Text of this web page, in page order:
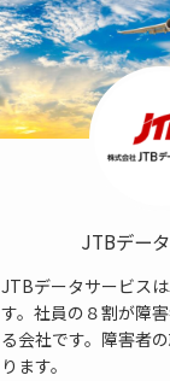
JTBデー
JTBデータサービス
す。社員の８割が障
る会社です。障害者
ります。